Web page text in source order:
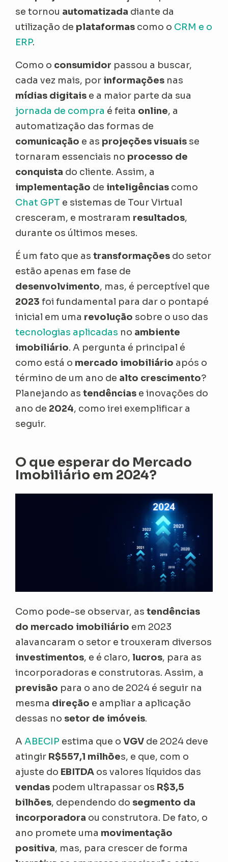
se tornou automatizada diante da
utilização de plataformas como o CRM e o
ERP.
Como o consumidor passou a buscar,
cada vez mais, por informações nas
mídias digitais e a maior parte da sua
jornada de compra é feita online, a
automatização das formas de
comunicação e as projeções visuais se
tornaram essenciais no processo de
conquista do cliente. Assim, a
implementação de inteligências como
Chat GPT e sistemas de Tour Virtual
cresceram, e mostraram resultados,
durante os últimos meses.
É um fato que as transformações do setor
estão apenas em fase de
desenvolvimento, mas, é perceptível que
2023 foi fundamental para dar o pontapé
inicial em uma revolução sobre o uso das
tecnologias aplicadas no ambiente
imobiliário. A pergunta é principal é
como está o mercado imobiliário após o
término de um ano de alto crescimento?
Planejando astendências e inovações do
ano de 2024, como irei exemplificar a
seguir.
O que esperar do Mercado
Imobiliário em 2024?
Como pode-se observar, astendências
do mercado imobiliário em 2023
alavancaram o setor e trouxeram diversos
investimentos, e é claro,lucros, para as
incorporadoras e construtoras. Assim, a
previsão para o ano de 2024 é seguir na
mesma direção e ampliar a aplicação
dessas no setor de imóveis.
AABECIP estima que oVGV de 2024 deve
atingir R$557,1 milhões, e que, com o
ajuste do EBITDA os valores líquidos das
vendas podem ultrapassar os R$3,5
bilhões, dependendo do segmento da
incorporadora ou construtora. De fato, o
ano promete uma movimentação
positiva, mas, para crescer de forma